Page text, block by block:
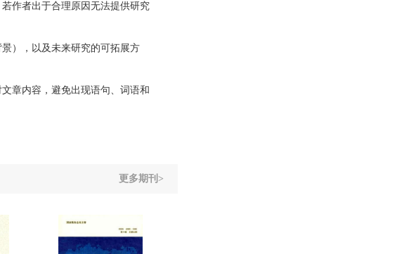
作者出于合理原因无法提供研究
），以及未来研究的可拓展方
章内容，避免出现语句、词语和
更多期刊>